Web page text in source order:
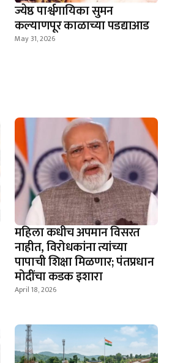
ज्येष्ठ पार्श्वगायिका सुमन
कल्याणपूर काळाच्या पडद्याआड
May 31, 2026
महिला कधीच अपमान विसरत
नाहीत, विरोधकांना त्यांच्या
पापाची शिक्षा मिळणार; पंतप्रधान
मोदींचा कडक इशारा
April 18, 2026